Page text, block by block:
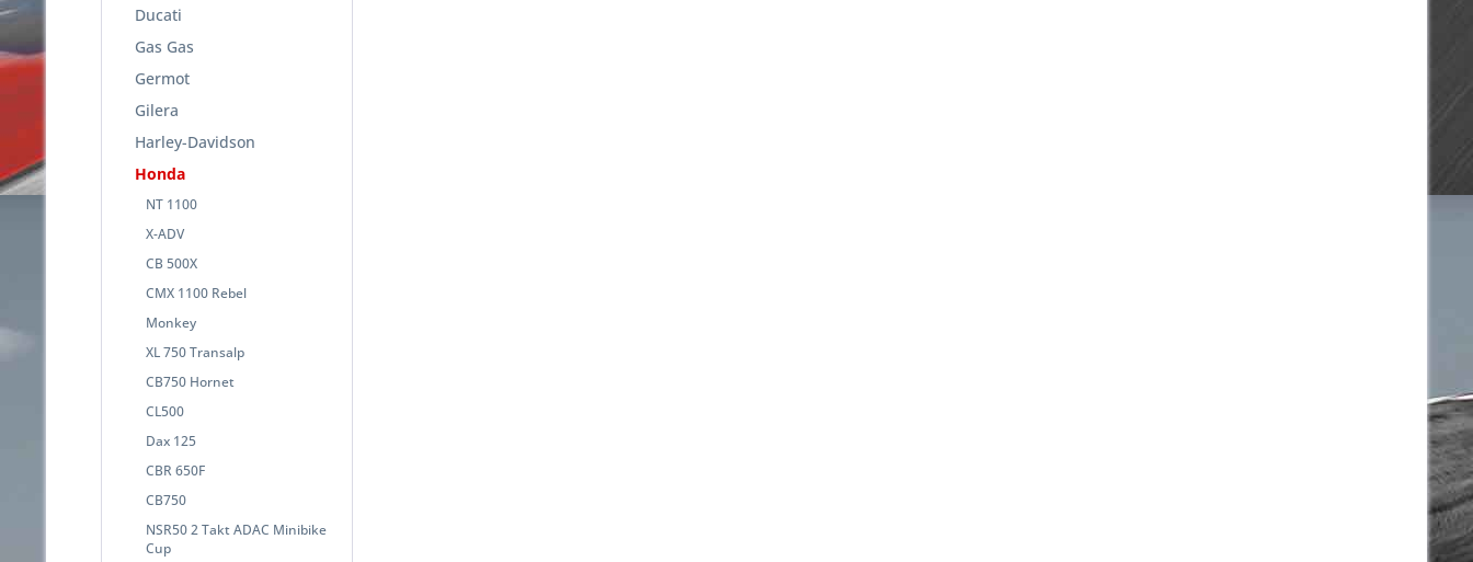
Ducati
Gas Gas
Germot
Gilera
Harley-Davidson
Honda
NT 1100
X-ADV
CB 500X
CMX 1100 Rebel
Monkey
XL 750 Transalp
CB750 Hornet
CL500
Dax 125
CBR 650F
CB750
NSR50 2 Takt ADAC Minibike
Cup